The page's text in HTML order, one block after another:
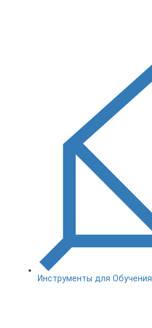
Инструменты для Обучения